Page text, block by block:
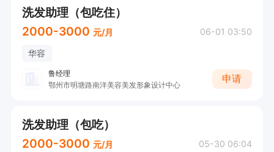
洗发助理（包吃住）
2000-3000 元/月 06-01 03:50
华容
鲁经理
鄂州市明塘路南洋美容美发形象设计中心
申请
洗发助理（包吃）
2000-3000 元/月 05-30 06:04